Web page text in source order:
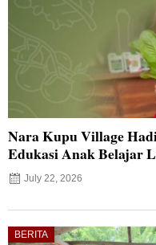
Nara Kupu Village
Edukasi Anak Belajar
July 22, 2026
BERITA